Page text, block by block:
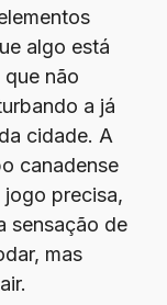
algo está
não
a já
cidade. A
canadense
precisa,
sensação de
mas